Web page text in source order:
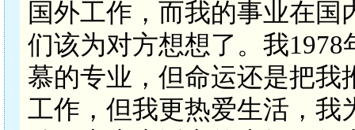
国外工作，而我的事业在
们该为对方想想了。我
慕的专业，但命运还是把我
工作，但我更热爱生活，我